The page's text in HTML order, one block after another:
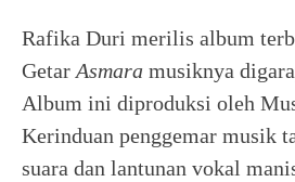
Rafika Duri merilis album
Getar Asmara musiknya
Album ini diproduksi oleh
Kerinduan penggemar musik
suara dan lantunan vokal